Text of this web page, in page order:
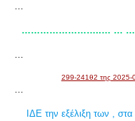
…
……………………..… …
…
299-241θ2 της 2025-
…
ΙΔΕ την εξέλιξη των ,